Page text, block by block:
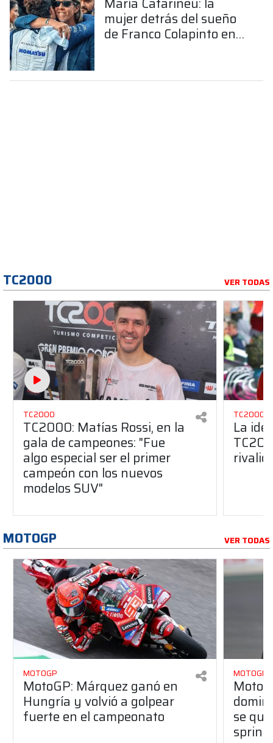
mujer detrás del sueño
de Franco Colapinto en
TC2000 VER TODAS
TC2000
TC2000: Matías Rossi, en la
gala de campeones: "Fue
algo especial ser el primer
campeón con los nuevos
modelos SUV"
TC2000
La
MOTOGP VER TODAS
MOTOGP
MotoGP: Márquez ganó en
Hungría y volvió a golpear
fuerte en el campeonato
MOTOGP
se
sprint